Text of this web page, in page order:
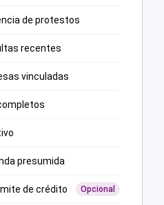
de protestos
recentes
vinculadas
presumida
de crédito Opcional